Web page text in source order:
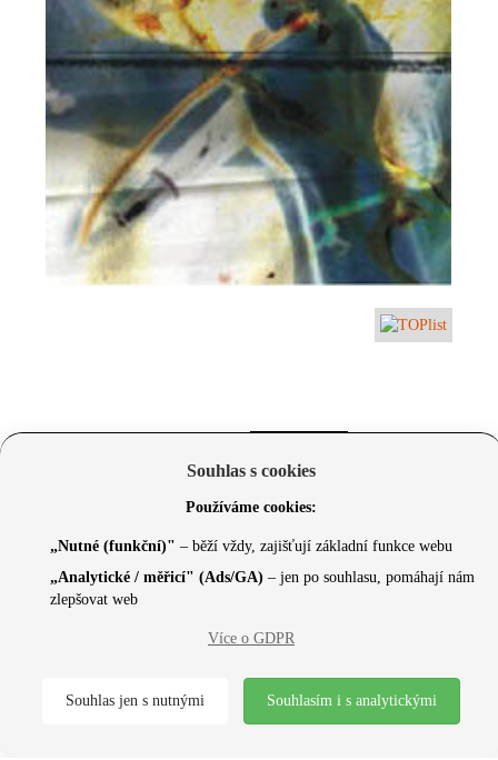
© 2026 Czechcore.cz | Scripted by Sonic (
Souhlas s cookies
Používáme cookies:
„Nutné (funkční)" – běží vždy, zajišťují základní funkce webu
„Analytické / měřicí" (Ads/GA) – jen po souhlasu, pomáhají nám
zlepšovat web
Více o GDPR
Souhlas jen s nutnými Souhlasím i s analytickými